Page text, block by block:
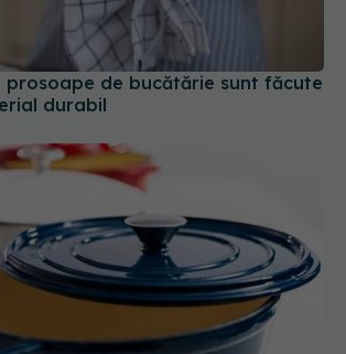
prosoape de bucătărie sunt făcute
durabil